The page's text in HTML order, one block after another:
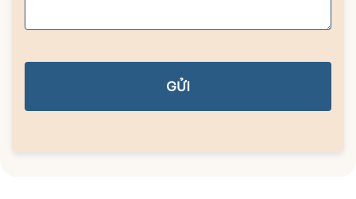
GỬI